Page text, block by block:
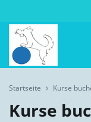
Startseite Kurse
Kurse